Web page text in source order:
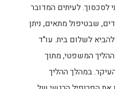
לעיתים המדובר
שבטיפול מתאים, ניתן
לשלום בית. עו"ד
המשפטי, מתוך
במהלך ההליך